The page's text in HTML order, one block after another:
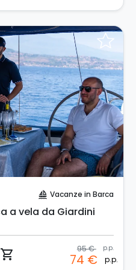
sailing Vacanze in Barca
a vela da Giardini
shopping_cart 95 € p.p.
74 € p.p.